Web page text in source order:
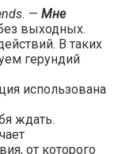
— Мне
выходных.
В таких
герундий
использована
ждать.
от которого